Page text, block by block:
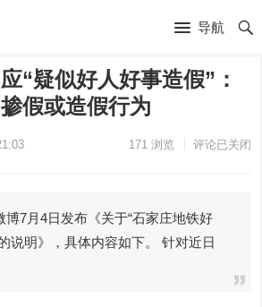
导航
“疑似好人好事造假”：
假或造假行为
171浏览 评论已关闭
博7月4日发布《关于“石家庄地铁好
说明》，具体内容如下。 针对近日